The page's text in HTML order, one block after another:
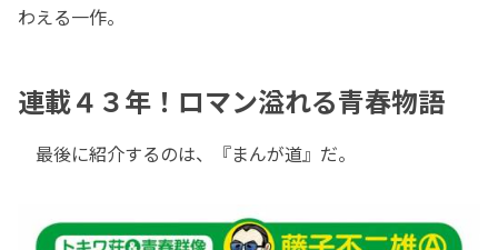
わえる一作。
連載４３年！ロマン溢れる青春物語
最後に紹介するのは、『まんが道』だ。